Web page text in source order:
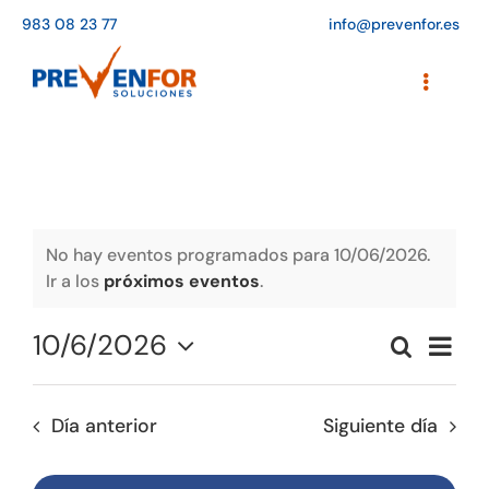
contenido
983 08 23 77 info@prevenfor.es
Toggle
Agenda de cursos
Adaptación a la LOPD
No hay eventos programados para 10/06/2026.
Ir a los próximos eventos.
Buscar
vistas
de
Día
10/6/2026
Seleccionar
Día anterior Siguiente día